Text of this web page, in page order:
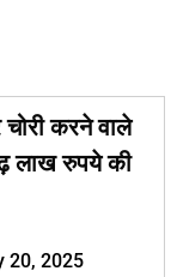
करने वाले
लाख रुपये की
20, 2025